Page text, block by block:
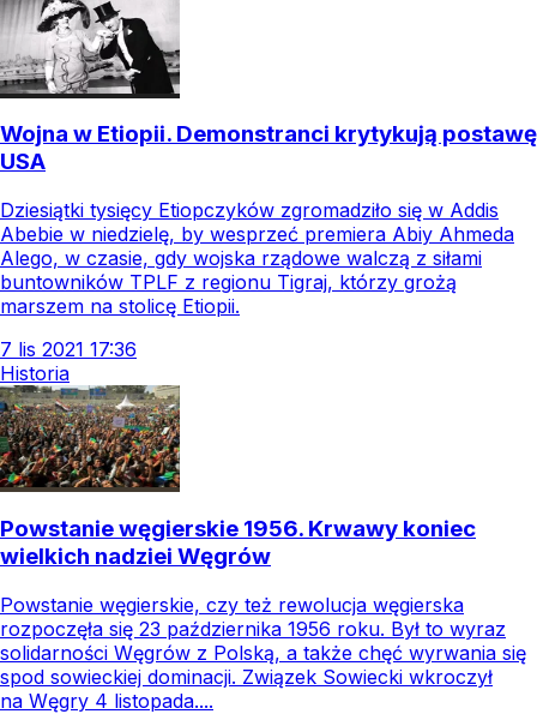
Wojna w Etiopii. Demonstranci krytykują postawę
USA
Dziesiątki tysięcy Etiopczyków zgromadziło się w Addis
Abebie w niedzielę, by wesprzeć premiera Abiy Ahmeda
Alego, w czasie, gdy wojska rządowe walczą z siłami
buntowników TPLF z regionu Tigraj, którzy grożą
marszem na stolicę Etiopii.
7 lis 2021 17:36
Historia
Powstanie węgierskie 1956. Krwawy koniec
wielkich nadziei Węgrów
Powstanie węgierskie, czy też rewolucja węgierska
rozpoczęła się 23 października 1956 roku. Był to wyraz
solidarności Węgrów z Polską, a także chęć wyrwania się
spod sowieckiej dominacji. Związek Sowiecki wkroczył
na Węgry 4 listopada....